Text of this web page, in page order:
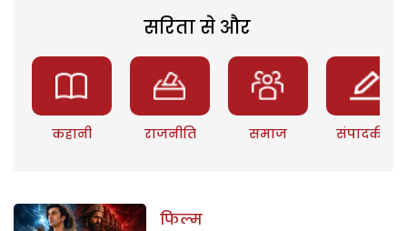
सरिता से और
कहानी राजनीति समाज संपादकीय
फिल्म